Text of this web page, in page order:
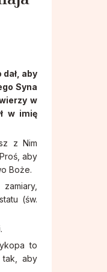
aby
Syna
w
w imię
z Nim
aby
Boże.
(św.
to
tak, aby